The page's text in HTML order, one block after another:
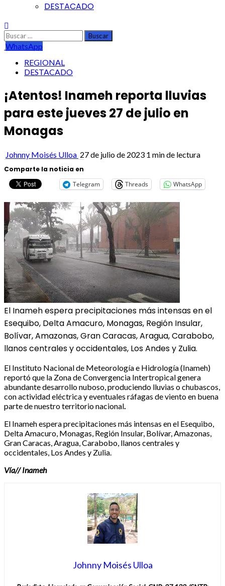
DESTACADO
Buscar:
WhatsApp
REGIONAL
DESTACADO
¡Atentos! Inameh reporta lluvias
para este jueves 27 de julio en
Monagas
Johnny Moisés Ulloa 27 de julio de 2023 1 min de lectura
Comparte la noticia en
Telegram
Threads WhatsApp
El Inameh espera precipitaciones más intensas en el
Esequibo, Delta Amacuro, Monagas, Región Insular,
Bolívar, Amazonas, Gran Caracas, Aragua, Carabobo,
llanos centrales y occidentales, Los Andes y Zulia.
El Instituto Nacional de Meteorología e Hidrología (Inameh)
reportó que la Zona de Convergencia Intertropical genera
abundante desarrollo nuboso, produciendo lluvias o chubascos,
con actividad eléctrica y eventuales ráfagas de viento en buena
parte de nuestro territorio nacional.
El Inameh espera precipitaciones más intensas en el Esequibo,
Delta Amacuro, Monagas, Región Insular, Bolívar, Amazonas,
Gran Caracas, Aragua, Carabobo, llanos centrales y
occidentales, Los Andes y Zulia.
Vía// Inameh
Johnny Moisés Ulloa